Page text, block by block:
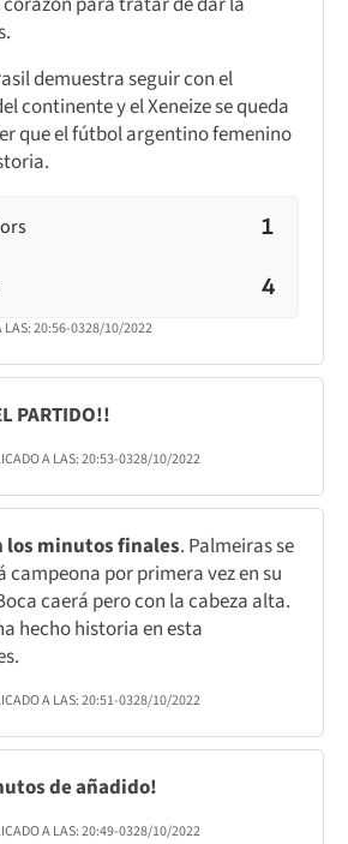
demuestra seguir con el
continente y el Xeneize se queda
que el fútbol argentino femenino
1
4
LAS:20:56-0328/10/2022
PARTIDO!!
A LAS:20:53-0328/10/2022
los minutos finales. Palmeiras se
campeona por primera vez en su
caerá pero con la cabeza alta.
hecho historia en esta
A LAS:20:51-0328/10/2022
de añadido!
A LAS:20:49-0328/10/2022